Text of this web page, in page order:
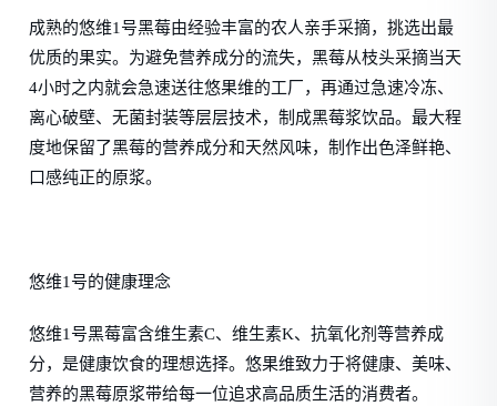
成熟的悠维1号黑莓由经验丰富的农人亲手采摘，挑选出最
优质的果实。为避免营养成分的流失，黑莓从枝头采摘当天
4小时之内就会急速送往悠果维的工厂，再通过急速冷冻、
离心破壁、无菌封装等层层技术，制成黑莓浆饮品。最大程
度地保留了黑莓的营养成分和天然风味，制作出色泽鲜艳、
口感纯正的原浆。
悠维1号的健康理念
悠维1号黑莓富含维生素C、维生素K、抗氧化剂等营养成
分，是健康饮食的理想选择。悠果维致力于将健康、美味、
营养的黑莓原浆带给每一位追求高品质生活的消费者。